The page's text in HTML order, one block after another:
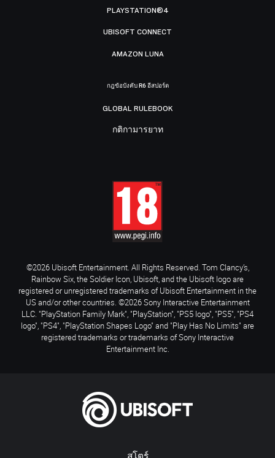
PLAYSTATION®4
UBISOFT CONNECT
AMAZON LUNA
กฎข้อบังคับ R6 อีสปอร์ต
GLOBAL RULEBOOK
กติกามารยาท
©2026 Ubisoft Entertainment. All Rights Reserved. Tom Clancy’s,
Rainbow Six, the Soldier Icon, Ubisoft, and the Ubisoft logo are
registered or unregistered trademarks of Ubisoft Entertainment in the
US and/or other countries. ©2026 Sony Interactive Entertainment
LLC. "PlayStation Family Mark", "PlayStation", "PS5 logo", "PS5", "PS4
logo", "PS4", "PlayStation Shapes Logo" and "Play Has No Limits" are
registered trademarks or trademarks of Sony Interactive
Entertainment Inc.